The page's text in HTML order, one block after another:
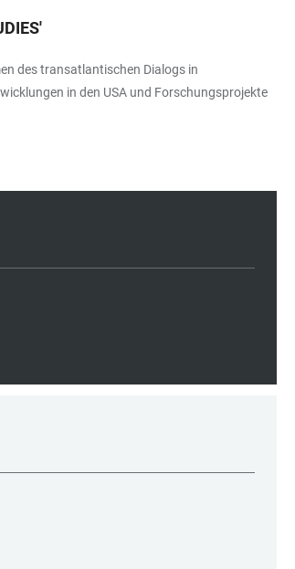
'
des transatlantischen Dialogs in
in den USA und Forschungsprojekte